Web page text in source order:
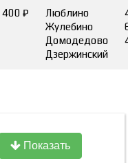
400 ₽
Люблино
Жулебино
Домодедово
Дзержинский
4
6
4
Показать